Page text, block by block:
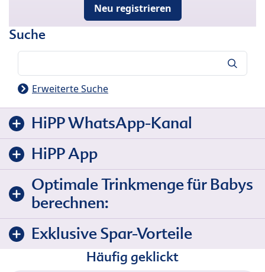
Neu registrieren
Suche
Erweiterte Suche
HiPP WhatsApp-Kanal
HiPP App
Optimale Trinkmenge für Babys
berechnen:
Exklusive Spar-Vorteile
Häufig geklickt